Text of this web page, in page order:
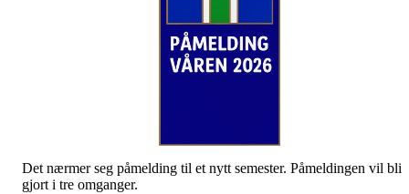
Det nærmer seg påmelding til et nytt semester. Påmeldingen vil bli
gjort i tre omganger.